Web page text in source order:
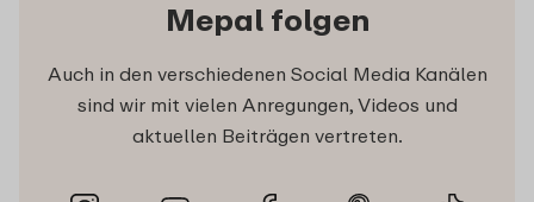
Mepal folgen
Auch in den verschiedenen Social Media Kanälen
sind wir mit vielen Anregungen, Videos und
aktuellen Beiträgen vertreten.